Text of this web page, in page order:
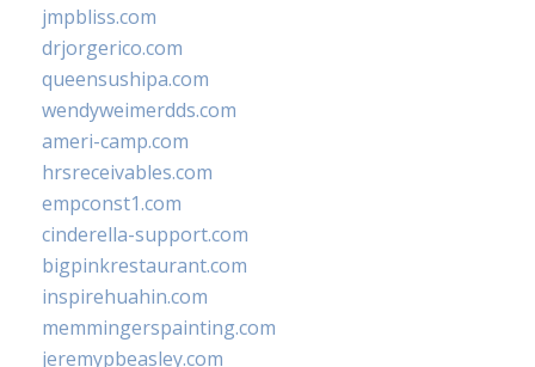
jmpbliss.com
drjorgerico.com
queensushipa.com
wendyweimerdds.com
ameri-camp.com
hrsreceivables.com
empconst1.com
cinderella-support.com
bigpinkrestaurant.com
inspirehuahin.com
memmingerspainting.com
jeremypbeasley.com